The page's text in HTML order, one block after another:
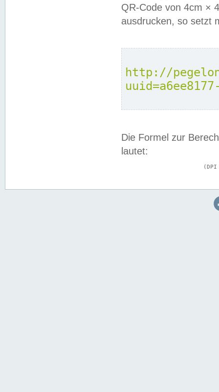
QR-Code von 4cm ×
ausdrucken, so setzt
http://
Die Formel zur
lautet: